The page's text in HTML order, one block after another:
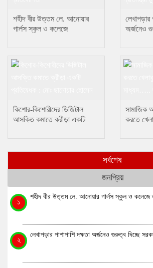
শহীদ বীর উত্তম লে. আনোয়ার
গার্লস স্কুল ও কলেজে
লেখাপড়ার
অর্জনেও
কিশোর-কিশোরীদের ডিজিটাল
আসক্তি কমাতে ক্রীড়া একটি
সামাজিক
করতে
সর্বশেষ
জনপ্রিয়
১
শহীদ বীর উত্তম লে. আনোয়ার গার্লস স্কুল ও কলেজে
২
লেখাপড়ার পাশাপাশি দক্ষতা অর্জনেও গুরুত্ব দিচ্ছে